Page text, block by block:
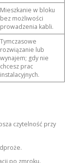
Mieszkanie w bloku
bez możliwości
prowadzenia kabli.
Tymczasowe
rozwiązanie lub
wynajem; gdy nie
chcesz prac
instalacyjnych.
czytelność przy
po zmroku.